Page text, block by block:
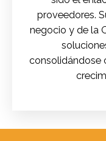
proveedores.
negocio y de la
consolidándose